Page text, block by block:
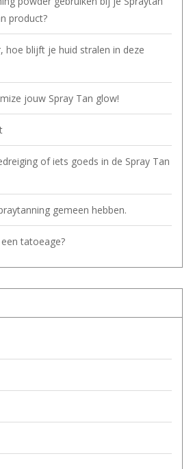
product?
hoe blijft je huid stralen in deze
jouw Spray Tan glow!
of iets goeds in de Spray Tan
gemeen hebben.
tatoeage?